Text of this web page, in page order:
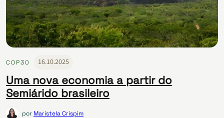
COP30 16.10.2025
Uma nova economia a partir do
Semiárido brasileiro
por Maristela Crispim